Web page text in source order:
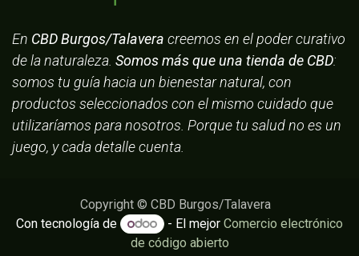
En CBD Burgos/Talavera creemos en el poder curativo
de la naturaleza. Somos más que una tienda de CBD:
somos tu guía hacia un bienestar natural, con
productos seleccionados con el mismo cuidado que
utilizaríamos para nosotros. Porque tu salud no es un
juego, y cada detalle cuenta.
Copyright © CBD Burgos/Talavera
Con tecnología de
- El mejor Comercio electrónico
de código abierto